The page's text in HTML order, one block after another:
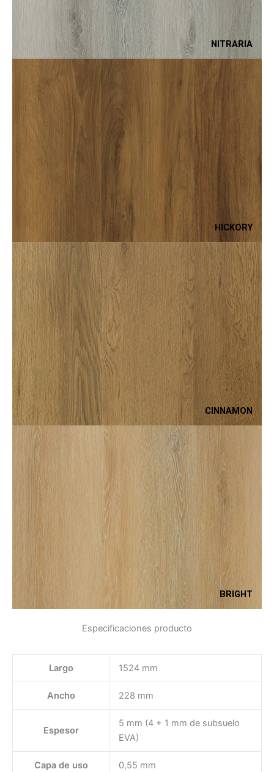
NITRARIA
HICKORY
CINNAMON
BRIGHT
Especificaciones producto
Largo 1524 mm
Ancho 228 mm
Espesor
5 mm (4 + 1 mm de subsuelo
EVA)
Capa de uso 0,55 mm